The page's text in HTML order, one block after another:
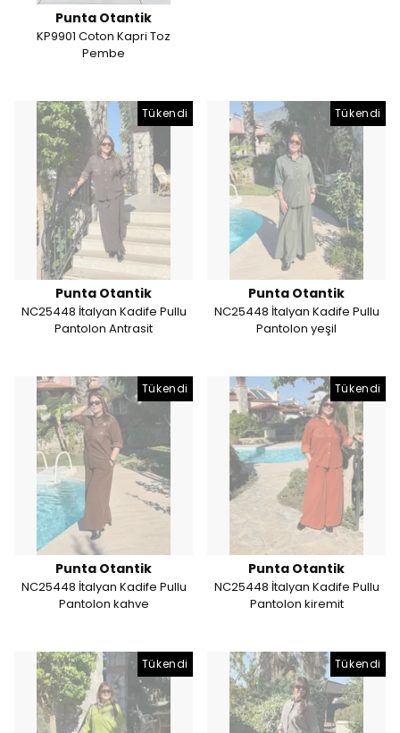
Punta Otantik
KP9901 Coton Kapri Toz
Pembe
Tükendi
Punta Otantik
NC25448 İtalyan Kadife Pullu
Pantolon Antrasit
Tükendi
Punta Otantik
NC25448 İtalyan Kadife Pullu
Pantolon yeşil
Tükendi
Punta Otantik
NC25448 İtalyan Kadife Pullu
Pantolon kahve
Tükendi
Punta Otantik
NC25448 İtalyan Kadife Pullu
Pantolon kiremit
Tükendi Tükendi